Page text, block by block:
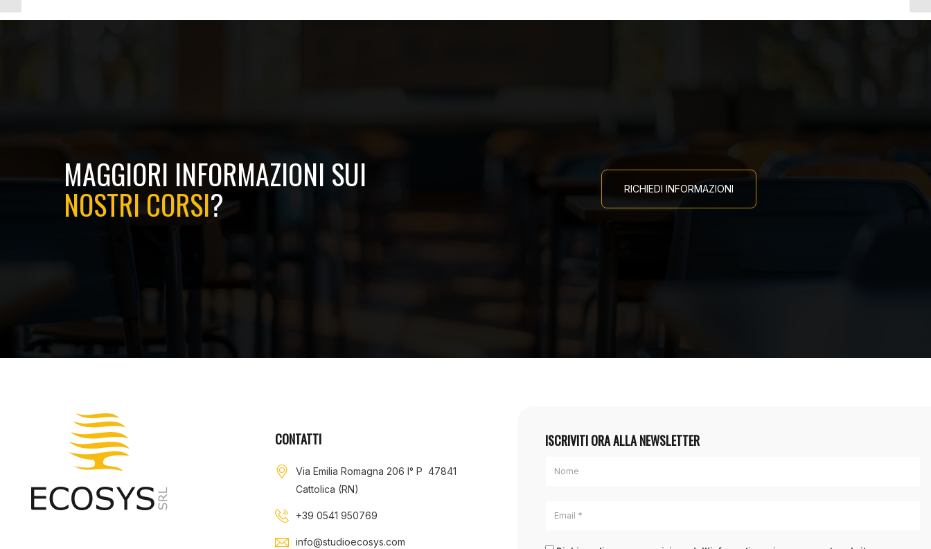
MAGGIORI INFORMAZIONI SUI
NOSTRI CORSI? RICHIEDI INFORMAZIONI
CONTATTI
Via Emilia Romagna 206 I° P 47841
Cattolica (RN)
+39 0541 950769
info@studioecosys.com
ISCRIVITI ORA ALLA NEWSLETTER